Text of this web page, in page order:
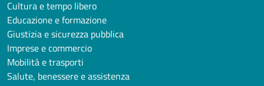
Cultura e tempo libero
Educazione e formazione
Giustizia e sicurezza pubblica
Imprese e commercio
Mobilità e trasporti
Salute, benessere e assistenza